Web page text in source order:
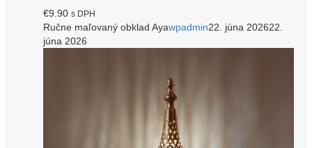
€9.90 s DPH
Ručne maľovaný obklad Ayawpadmin22. júna 202622.
júna 2026